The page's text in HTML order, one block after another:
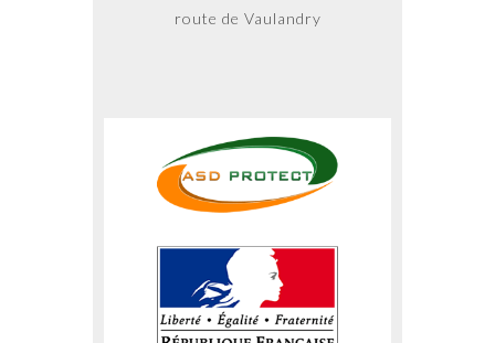
route de Vaulandry